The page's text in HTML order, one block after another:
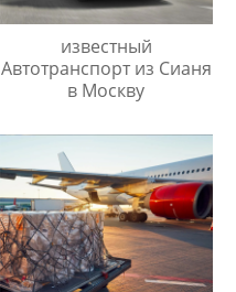
известный
Автотранспорт из Сианя
в Москву